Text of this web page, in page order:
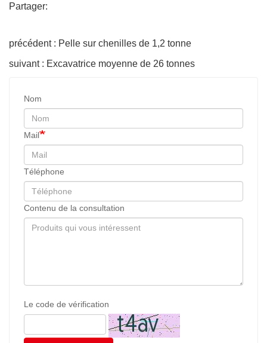
Partager:
précédent : Pelle sur chenilles de 1,2 tonne
suivant : Excavatrice moyenne de 26 tonnes
Nom
Mail
Téléphone
Contenu de la consultation
Le code de vérification